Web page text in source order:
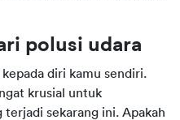
polusi udara
diri kamu sendiri.
krusial untuk
sekarang ini. Apakah